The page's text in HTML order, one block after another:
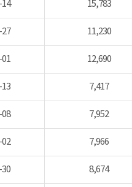
15,783
27 11,230
01 12,690
13 7,417
08 7,952
02 7,966
30 8,674